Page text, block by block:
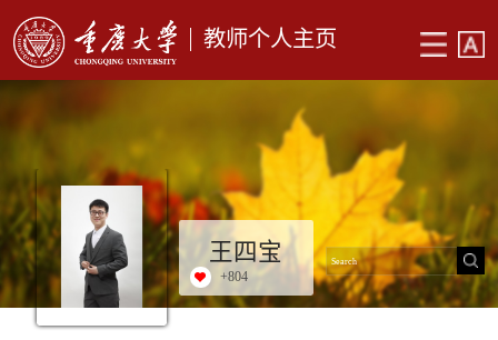
教师个人主页
王四宝
+804